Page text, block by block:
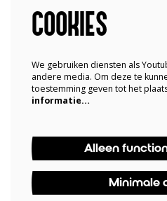
COOKIES
We gebruiken diensten als
andere media. Om deze te
toestemming geven tot het
informatie…
Alleen
Minimale